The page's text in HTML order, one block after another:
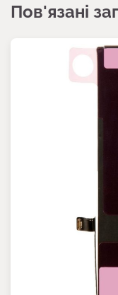
Пов'язані